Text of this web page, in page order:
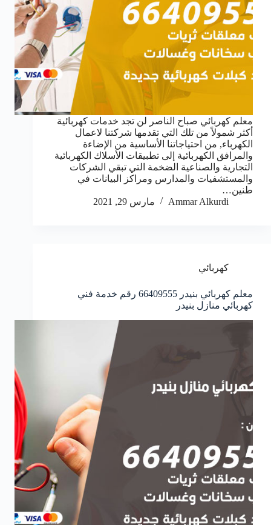
معلم كهربائي صباح الناصر لن تجد خدمات كهربائية
أكثر شمولاً من تلك التي تقدمها شركتنا لاعمال
الكهرباء, من احتياجاتنا الأساسية من الإضاءة
والمرافق الكهربائية إلى تطبيقات الأسلاك الكهربائية
التجارية والصناعية الضخمة التي تبقي الشركات
والمستشفيات والمدارس ومراكز البيانات في
طنين…
Ammar Alkurdi
مارس 29, 2021
كهربائي
معلم كهربائي بنيدر 66409555 رقم خدمة فني
كهربائي منازل بنيدر